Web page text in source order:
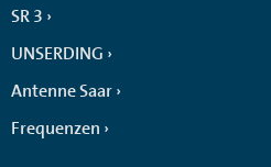
SR 3
UNSERDING
Antenne Saar
Frequenzen